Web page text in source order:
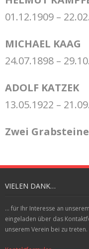
01.12.1909 –
MICHAEL KAAG
24.07.1898 –
ADOLF KATZEK
13.05.1922 –
Zwei
VIELEN DANK…
... für Ihr Interesse an
eingeladen über das
unserem Verein bei zu treten.